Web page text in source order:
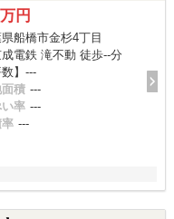
円
船橋市金杉4丁目
成電鉄 滝不動 徒歩--分
数】---
積 ---
率 ---
---